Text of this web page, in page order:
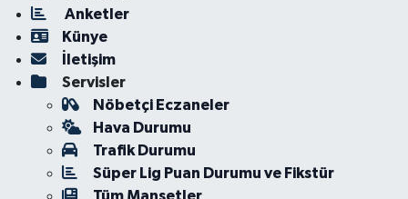
Anketler
Künye
İletişim
Servisler
Nöbetçi Eczaneler
Hava Durumu
Trafik Durumu
Süper Lig Puan Durumu ve Fikstür
Tüm Manşetler